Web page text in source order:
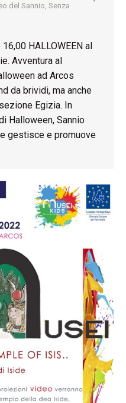
del Sannio Senza
HALLOWEEN al
Avventura al
ad Arcos
da brividi, ma anche
Egizia. In
Halloween, Sannio
gestisce e promuove